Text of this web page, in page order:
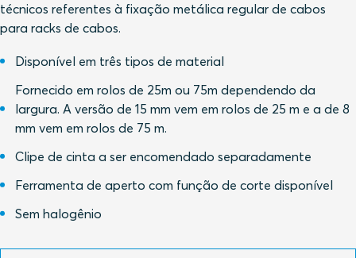
técnicos referentes à fixação metálica regular de cabos
para racks de cabos.
Disponível em três tipos de material
Fornecido em rolos de 25m ou 75m dependendo da
largura. A versão de 15 mm vem em rolos de 25 m e a de 8
mm vem em rolos de 75 m.
Clipe de cinta a ser encomendado separadamente
Ferramenta de aperto com função de corte disponível
Sem halogênio